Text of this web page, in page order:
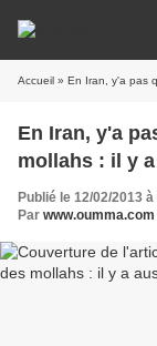
Accueil » En Iran, y'a pas que
En Iran, y'a
mollahs : il y
Publié le 12/02/2013
Par